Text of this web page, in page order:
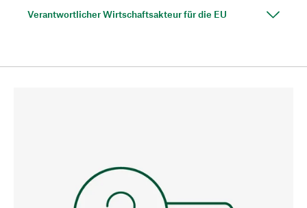
Verantwortlicher Wirtschaftsakteur für die EU